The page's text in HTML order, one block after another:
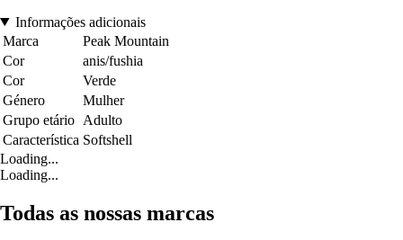
Informações adicionais
Marca
Peak Mountain
Cor
anis/fushia
Cor
Verde
Género
Mulher
Grupo etário Adulto
Característica Softshell
Loading...
Loading...
Todas as nossas marcas